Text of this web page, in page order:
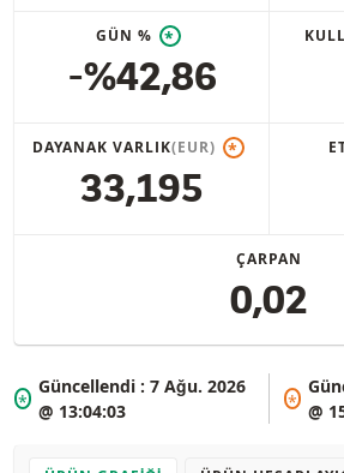
GÜN % *
-%42,86
DAYANAK VARLIK(EUR) *
33,195
ÇARPAN
0,02
*
Güncellendi :7 Ağu. 2026
@ 13:04:03
* @